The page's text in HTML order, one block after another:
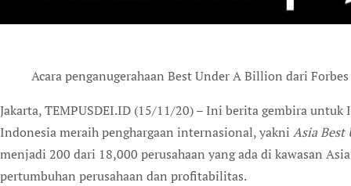
Acara penganugerahaan Best Under A Billion dari
Jakarta, TEMPUSDEI.ID (15/11/20) – Ini berita gembira untuk Indonesia. Sidomuncul, perusahaan jamu herbal dari
Indonesia meraih penghargaan internasional, yakni Asia Best
menjadi 200 dari 18,000 perusahaan yang ada di kawasan
pertumbuhan perusahaan dan profitabilitas.